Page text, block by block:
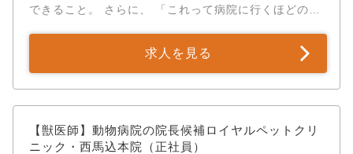
できること。 さらに、 「これって病院に行くほどのこ
さなお悩みに応えていくこと。 これらは、飼い主さん
とペットとの生活をサポートする上で大きなやりがい
です。 診察室では見えなかった飼い主さんの小さな悩
みへの理解が深まり、「普段の診察での会話が増え
た、深まった」と、参画している先生から喜びの声を
いただくこともあります。 私たちは、飼い主様とペッ
求人を見る
【獣医師】動物病院の院長候補ロイヤルペットクリ
ニック・西馬込本院（正社員）